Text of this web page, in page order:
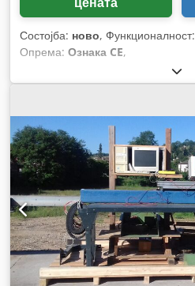
Состојба: ново, Функционалност:
Опрема: Ознака CE,